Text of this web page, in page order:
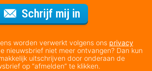
Schrijf mij in
worden verwerkt volgens ons privacy
nieuwsbrief niet meer ontvangen? Dan kun
uitschrijven door onderaan de
op “afmelden” te klikken.